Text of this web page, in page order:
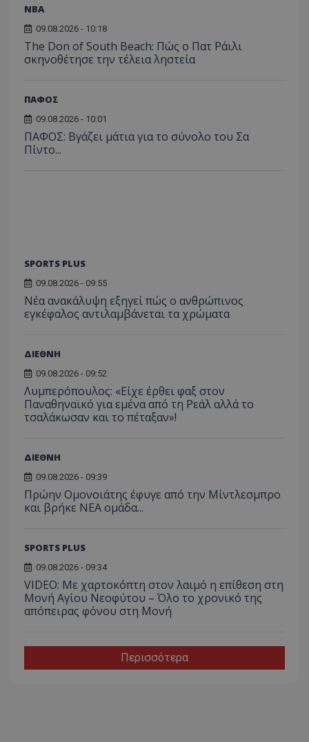
NBA
09.08.2026 - 10:18
The Don of South Beach: Πώς ο Πατ Ράιλι
σκηνοθέτησε την τέλεια ληστεία
ΠΑΦΟΣ
09.08.2026 - 10:01
ΠΑΦΟΣ: Βγάζει μάτια για το σύνολο του Σα
Πίντο...
SPORTS PLUS
09.08.2026 - 09:55
Νέα ανακάλυψη εξηγεί πώς ο ανθρώπινος
εγκέφαλος αντιλαμβάνεται τα χρώματα
ΔΙΕΘΝΗ
09.08.2026 - 09:52
Λυμπερόπουλος: «Είχε έρθει φαξ στον
Παναθηναϊκό για εμένα από τη Ρεάλ αλλά το
τσαλάκωσαν και το πέταξαν»!
ΔΙΕΘΝΗ
09.08.2026 - 09:39
Πρώην Ομονοιάτης έφυγε από την Μίντλεσμπρο
και βρήκε ΝΕΑ ομάδα...
SPORTS PLUS
09.08.2026 - 09:34
VIDEO: Με χαρτοκόπτη στον λαιμό η επίθεση στη
Μονή Αγίου Νεοφύτου – Όλο το χρονικό της
απόπειρας φόνου στη Μονή
Περισσότερα